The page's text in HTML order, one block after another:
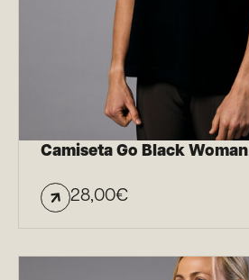
Camiseta Go Black Woman
28,00€